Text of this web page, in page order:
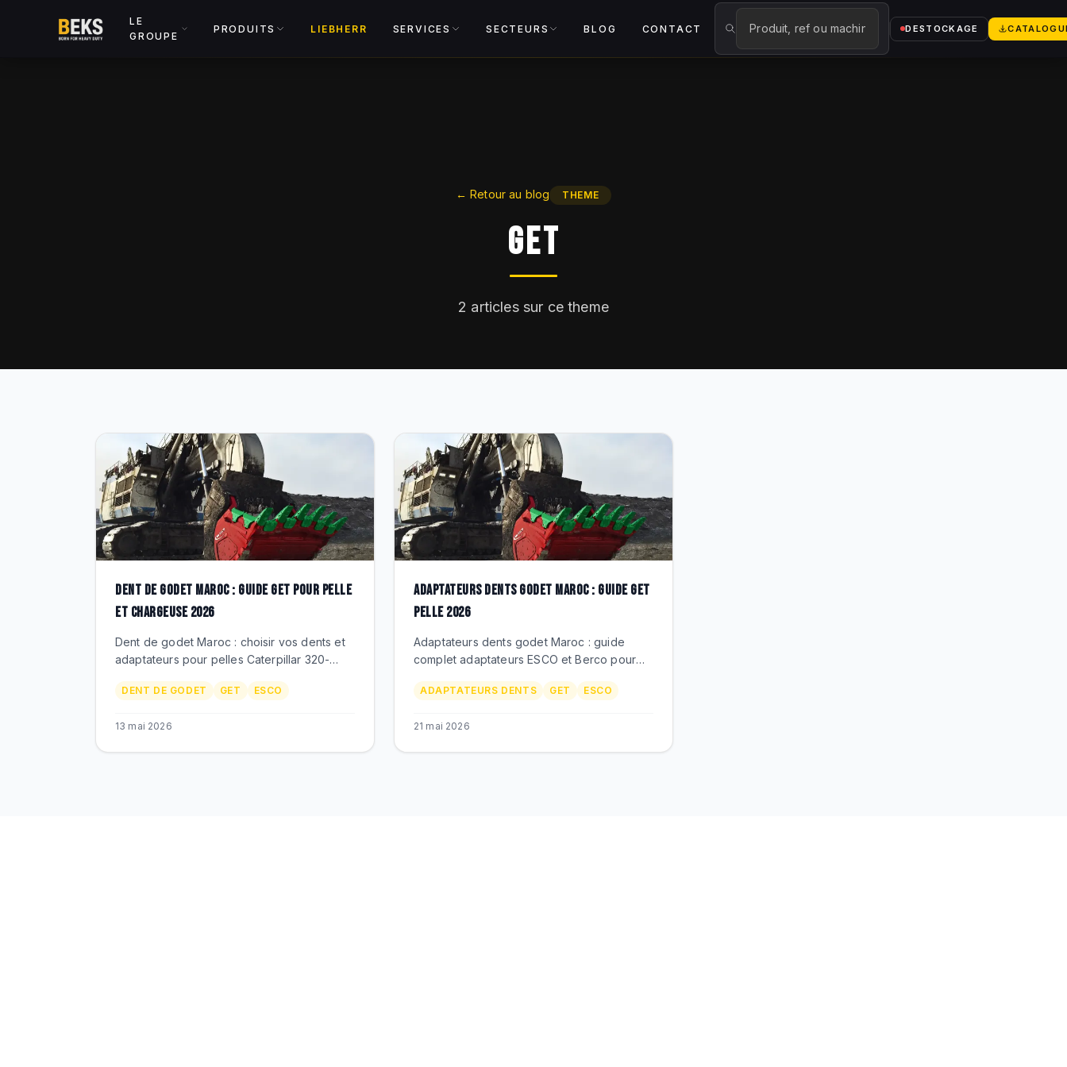
→
LE
GROUPE
PRODUITS LIEBHERR SERVICES SECTEURS BLOG CONTACT DESTOCKAGE
←Retour au blog THEME
GET
2 articles sur ce theme
DENT DE GODET MAROC : GUIDE GET POUR PELLE
ET CHARGEUSE 2026
Dent de godet Maroc : choisir vos dents et
adaptateurs pour pelles Caterpillar 320-
980-994. ESCO, Berco GET, prix MAD.
DENT DE GODET GET ESCO
13 mai 2026
ADAPTATEURS DENTS GODET MAROC : GUIDE GET
PELLE 2026
Adaptateurs dents godet Maroc : guide
complet adaptateurs ESCO et Berco pour
Soudes ou boulonnes, prix MAD, BEKS.
ADAPTATEURS DENTS GET ESCO
21 mai 2026